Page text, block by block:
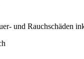
und Rauchschäden